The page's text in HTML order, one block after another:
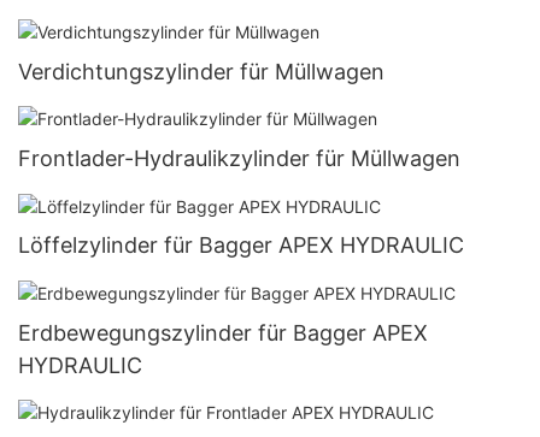
Verdichtungszylinder für Müllwagen
Frontlader-Hydraulikzylinder für Müllwagen
Löffelzylinder für Bagger APEX HYDRAULIC
Erdbewegungszylinder für Bagger APEX
HYDRAULIC